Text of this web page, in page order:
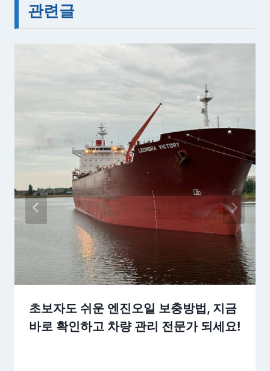
관련글
초보자도 쉬운 엔진오일 보충방법, 지금
바로 확인하고 차량 관리 전문가 되세요!